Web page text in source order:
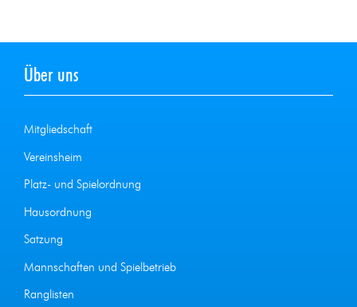
Über uns
Mitgliedschaft
Vereinsheim
Platz- und Spielordnung
Hausordnung
Satzung
Mannschaften und Spielbetrieb
Ranglisten